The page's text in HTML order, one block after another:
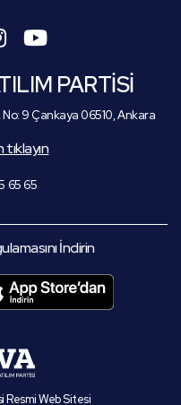
PARTİSİ
9 Çankaya 06510, Ankara
65 65
İndirin
Resmi Web Sitesi